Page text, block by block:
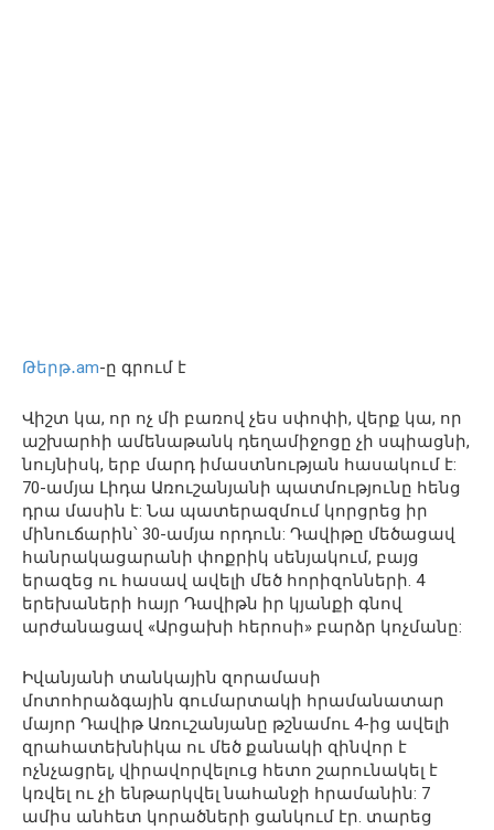
Թերթ․am-ը գրում է
Վիշտ կա, որ ոչ մի բառով չես սփոփի, վերք կա, որ
աշխարհի ամենաթանկ դեղամիջոցը չի սպիացնի,
նույնիսկ, երբ մարդ իմաստնության հասակում է:
70-ամյա Լիդա Առուշանյանի պատմությունը հենց
դրա մասին է: Նա պատերազմում կորցրեց իր
մինուճարին՝ 30-ամյա որդուն: Դավիթը մեծացավ
հանրակացարանի փոքրիկ սենյակում, բայց
երազեց ու հասավ ավելի մեծ հորիզոնների. 4
երեխաների հայր Դավիթն իր կյանքի գնով
արժանացավ «Արցախի հերոսի» բարձր կոչմանը:
Իվանյանի տանկային զորամասի
մոտոհրաձգային գումարտակի հրամանատար
մայոր Դավիթ Առուշանյանը թշնամու 4-ից ավելի
զրահա­տեխնիկա ու մեծ քանակի զինվոր է
ոչնչացրել, վիրավորվելուց հետո շարունակել է
կռվել ու չի ենթարկվել նահանջի հրամանին: 7
ամիս անհետ կորածների ցանկում էր. տարեց